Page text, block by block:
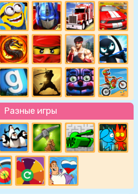
Разные игры